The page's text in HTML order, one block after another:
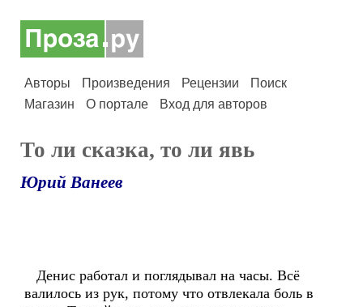
Авторы Произведения Рецензии
Поиск
Магазин
О портале Вход для авторов
То ли сказка, то ли явь
Юрий Ванеев
Денис работал и поглядывал на часы. Всё
валилось из рук, потому что отвлекала боль в